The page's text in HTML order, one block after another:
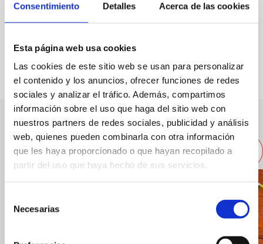
Consentimiento Detalles Acerca de las cookies
Esta página web usa cookies
Las cookies de este sitio web se usan para personalizar
el contenido y los anuncios, ofrecer funciones de redes
sociales y analizar el tráfico. Además, compartimos
información sobre el uso que haga del sitio web con
nuestros partners de redes sociales, publicidad y análisis
web, quienes pueden combinarla con otra información
que les haya proporcionado o que hayan recopilado a
partir del uso que haya hecho de sus servicios.
Necesarias
Autres restaurants à proximité